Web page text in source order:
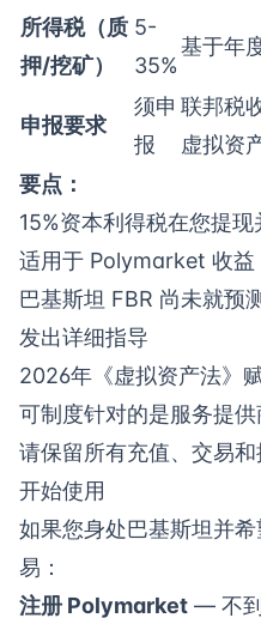
所得税（质
押/挖矿）
5-
35%
基于年
申报要求
须申
报
联邦税
虚拟资
要点：
15%资本利得税在您提
适用于 Polymarket 收益
巴基斯坦 FBR 尚未就预
发出详细指导
2026年《虚拟资产法》
可制度针对的是服务提
请保留所有充值、交易
开始使用
如果您身处巴基斯坦并
易：
注册 Polymarket — 不